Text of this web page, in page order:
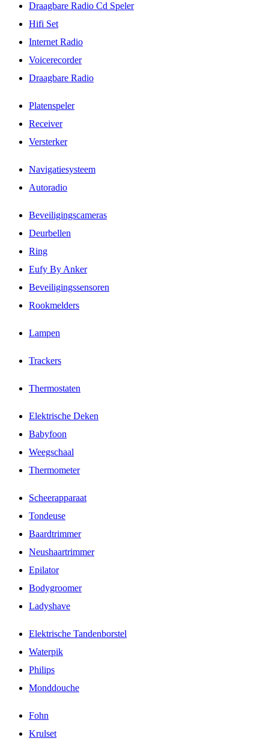
Draagbare Radio Cd Speler
Hifi Set
Internet Radio
Voicerecorder
Draagbare Radio
Platenspeler
Receiver
Versterker
Navigatiesysteem
Autoradio
Beveiligingscameras
Deurbellen
Ring
Eufy By Anker
Beveiligingssensoren
Rookmelders
Lampen
Trackers
Thermostaten
Elektrische Deken
Babyfoon
Weegschaal
Thermometer
Scheerapparaat
Tondeuse
Baardtrimmer
Neushaartrimmer
Epilator
Bodygroomer
Ladyshave
Elektrische Tandenborstel
Waterpik
Philips
Monddouche
Fohn
Krulset